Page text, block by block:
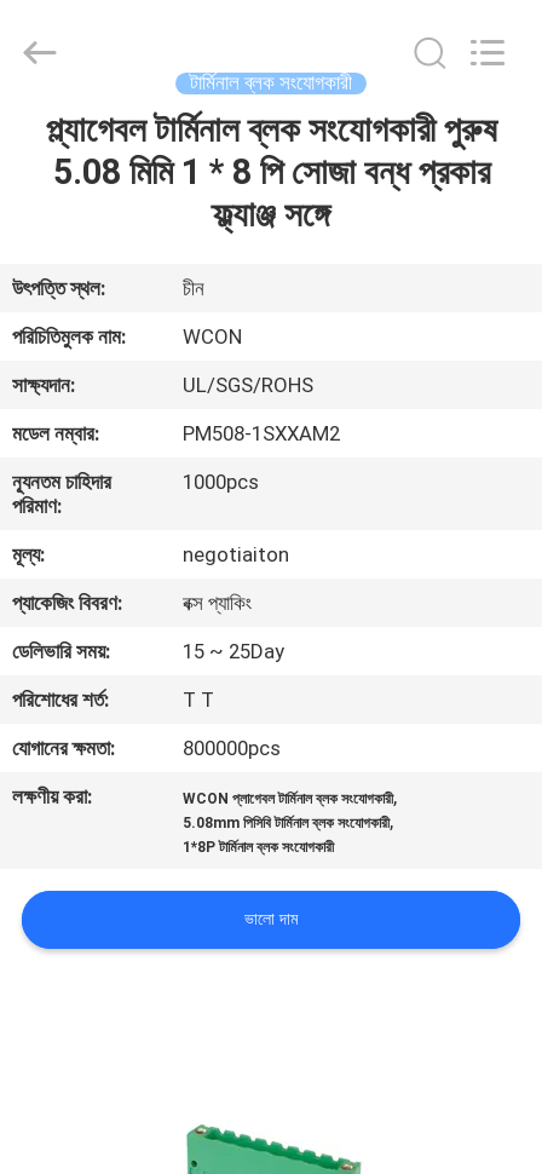
বাড়ি
আমাদের
সম্পর্কে
কারখানা
ভ্রমণ
নিয়ন্ত্রণ
যোগাযোগ
করুন
উদ্ধৃতির
জন্য
সাইট
টার্মিনাল ব্লক সংযোগকারী
প্ল্যাগেবল টার্মিনাল ব্লক সংযোগকারী পুরুষ
5.08 মিমি 1 * 8 পি সোজা বন্ধ প্রকার
ফ্ল্যাঞ্জ সঙ্গে
উৎপত্তি স্থল:
চীন
পরিচিতিমুলক নাম:
WCON
সাক্ষ্যদান:
UL/SGS/ROHS
মডেল নম্বার:
PM508-1SXXAM2
ন্যূনতম চাহিদার
পরিমাণ:
1000pcs
মূল্য:
negotiaiton
প্যাকেজিং বিবরণ:
বক্স প্যাকিং
ডেলিভারি সময়:
15 ~ 25Day
পরিশোধের শর্ত:
T T
যোগানের ক্ষমতা:
800000pcs
লক্ষণীয় করা:
WCON প্লাগেবল টার্মিনাল ব্লক সংযোগকারী,
5.08mm পিসিবি টার্মিনাল ব্লক সংযোগকারী,
1*8P টার্মিনাল ব্লক সংযোগকারী
ভালো দাম